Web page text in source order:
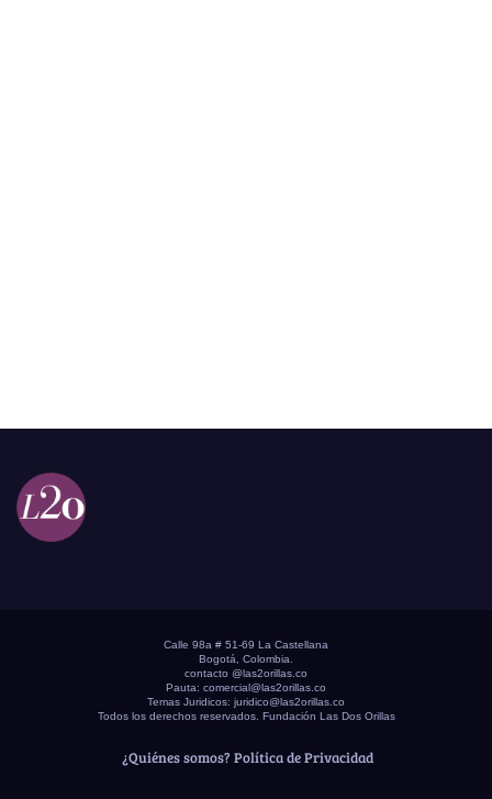
Calle 98a # 51-69 La Castellana
Bogotá, Colombia.
contacto @las2orillas.co
Pauta: comercial@las2orillas.co
Temas Juridicos: juridico@las2orillas.co
Todos los derechos reservados. Fundación Las Dos Orillas
¿Quiénes somos? Política de Privacidad